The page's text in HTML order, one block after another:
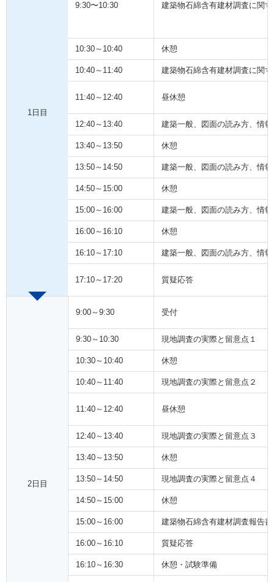
1日目
9:30〜10:30 建築物石綿含有建材調査に関
10:30～10:40 休憩
10:40～11:40 建築物石綿含有建材調査に関
11:40～12:40 昼休憩
12:40～13:40 建築一般、図面の読み方、情
13:40～13:50 休憩
13:50～14:50 建築一般、図面の読み方、情
14:50～15:00 休憩
15:00～16:00 建築一般、図面の読み方、情
16:00～16:10 休憩
16:10～17:10 建築一般、図面の読み方、情
17:10～17:20 質疑応答
2日目
9:00～9:30 受付
9:30～10:30 現地調査の実際と留意点１
10:30～10:40 休憩
10:40～11:40 現地調査の実際と留意点２
11:40～12:40 昼休憩
12:40～13:40 現地調査の実際と留意点３
13:40～13:50 休憩
13:50～14:50 現地調査の実際と留意点４
14:50～15:00 休憩
15:00～16:00 建築物石綿含有建材調査報告
16:00～16:10 質疑応答
16:10～16:30 休憩・試験準備